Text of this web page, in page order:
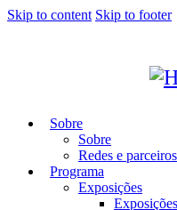
Skip to content Skip to footer
Sobre
Sobre
Redes e parceiros
Programa
Exposições
Exposições